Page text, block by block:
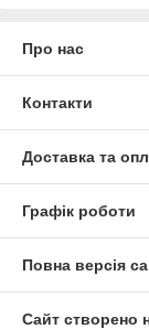
Про нас
Контакти
Доставка та
Графік роботи
Повна версія
Сайт створено